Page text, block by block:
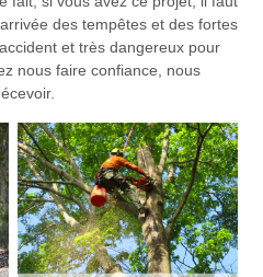
des tempêtes et des fortes
et très dangereux pour
nous faire confiance, nous